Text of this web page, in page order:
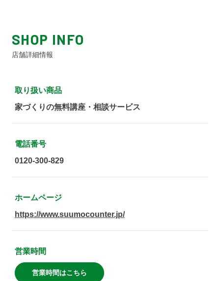
SHOP INFO
店舗詳細情報
取り扱い商品
家づくりの無料講座・相談サービス
電話番号
0120-300-829
ホームページ
https://www.suumocounter.jp/
営業時間
営業時間はこちら